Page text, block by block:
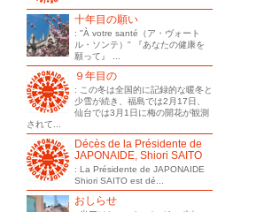
十年目の願い
: "À votre santé（ア・ヴォート
ル・ソンテ）" 『あなたの健康を
願って』 ...
９年目の
: この冬は全国的に記録的な暖冬と
少雪が続き、福島では2月17日、
仙台では3月1日に梅の開花が観測
されて...
Décès de la Présidente de
JAPONAIDE, Shiori SAITO
: La Présidente de JAPONAIDE
Shiori SAITO est dé...
おしらせ